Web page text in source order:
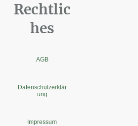
Rechtlic
hes
AGB
Datenschutzerklär
ung
Impressum